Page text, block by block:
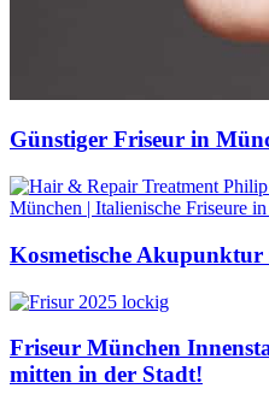
Günstiger Friseur in
Kosmetische
Friseur München
mitten in der Stadt!